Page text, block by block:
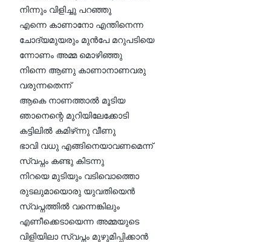
നിന്നും വിളിച്ചു പറഞ്ഞു
എന്നെ കാണാനോ എന്തിനെന്ന
ചോദ്യമുയരും മുൻപേ മറുപടിയെ
ന്നോണം അമ്മ മൊഴിഞ്ഞു
നിന്നെ ആണു കാണാനാണവരു
വരുന്നതെന്ന്
ആകെ നാണത്താൽ മൂടിയ
ഞാനെന്റെ മുറിയിലേക്കോടി
കട്ടിലിൽ കമിഴ്‌ന്നു വീണു
ഭാവി വധു എങ്ങിനെയാവണമെന്ന്
സ്വപ്നം കണ്ടു കിടന്നു
നിറയെ മുടിയും വടിവൊത്തൊ
രുടലുമായൊരു യുവതിയെൻ
സ്വപ്നത്തിൽ വന്നെങ്കിലും
എണീക്കെടായെന്ന അമ്മയുടെ
വിളിയിലാ സ്വപ്നം മുഴുമിപ്പിക്കാൻ